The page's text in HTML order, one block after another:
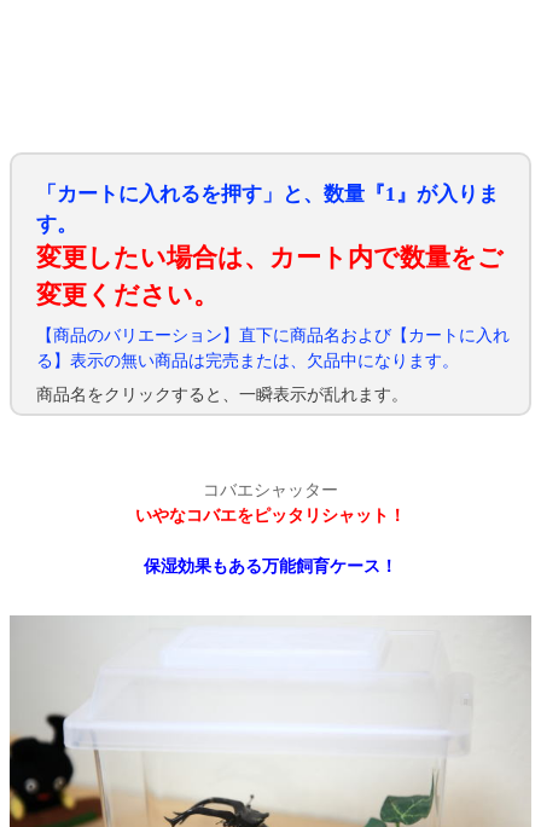
「カートに入れるを押す」と、数量『1』が入りま
す。
変更したい場合は、カート内で数量をご
変更ください。
【商品のバリエーション】直下に商品名および【カートに入れ
る】表示の無い商品は完売または、欠品中になります。
商品名をクリックすると、一瞬表示が乱れます。
コバエシャッター
いやなコバエをピッタリシャット！
保湿効果もある万能飼育ケース！